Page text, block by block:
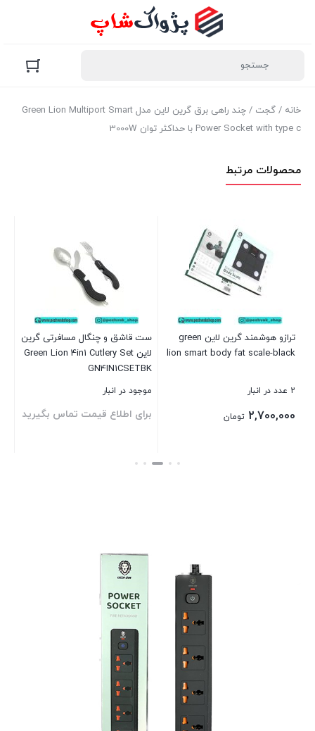
خانه / گجت
/ چند راهی برق گرین لاین مدل Green Lion Multiport Smart
Power Socket with type c با حداکثر توان 3000W
محصولات مرتبط
ترازو هوشمند گرین لاین green
lion smart body fat scale-black
2 عدد در انبار
2,700,000 تومان
ست قاشق و چنگال مسافرتی گرین
لاین Green Lion 4in1 Cutlery Set
GN4IN1CSETBK
موجود در انبار
برای اطلاع قیمت تماس بگیرید
بستن